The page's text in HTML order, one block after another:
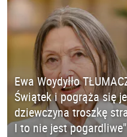
Ewa Woydyłło
Świątek i pogrąża się
dziewczyna troszkę
I to nie jest pogardliwe"